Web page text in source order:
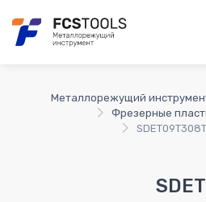
Металлорежущий
Фрезерные
SDET